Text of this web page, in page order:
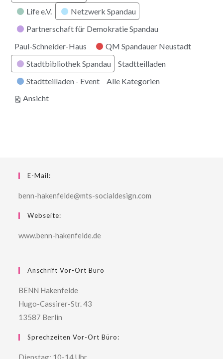
Life e.V.
Netzwerk Spandau
Partnerschaft für Demokratie Spandau
Paul-Schneider-Haus
QM Spandauer Neustadt
Stadtbibliothek Spandau
Stadtteilladen
Stadtteilladen - Event
Alle Kategorien
Ansichtausdrucken
E-Mail:
benn-hakenfelde@mts-socialdesign.com
Webseite:
www.benn-hakenfelde.de
Anschrift Vor-Ort Büro
BENN Hakenfelde
Hugo-Cassirer-Str. 43
13587 Berlin
Sprechzeiten Vor-Ort Büro:
Dienstag: 10-14 Uhr